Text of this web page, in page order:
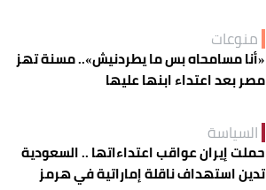
منوعات
«أنا مسامحاه بس ما يطردنيش».. مسنة تهز
مصر بعد اعتداء ابنها عليها
السياسة
حملت إيران عواقب اعتداءاتها .. السعودية
تدين استهداف ناقلة إماراتية في هرمز